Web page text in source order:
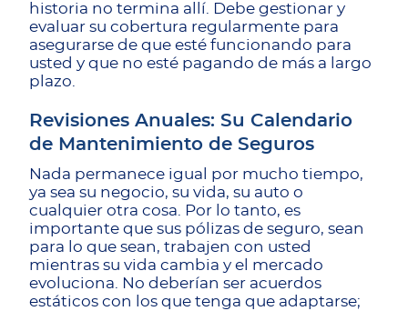
historia no termina allí. Debe gestionar y
evaluar su cobertura regularmente para
asegurarse de que esté funcionando para
usted y que no esté pagando de más a largo
plazo.
Revisiones Anuales: Su Calendario
de Mantenimiento de Seguros
Nada permanece igual por mucho tiempo,
ya sea su negocio, su vida, su auto o
cualquier otra cosa. Por lo tanto, es
importante que sus pólizas de seguro, sean
para lo que sean, trabajen con usted
mientras su vida cambia y el mercado
evoluciona. No deberían ser acuerdos
estáticos con los que tenga que adaptarse;